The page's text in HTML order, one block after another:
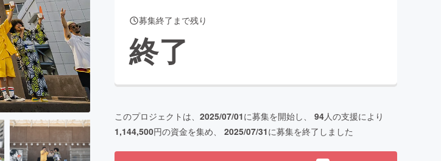
GoodCAMPFIRE Creation
と納税machi-yaコミュニティ
募集終了まで残り
終了
このプロジェクトは、 2025/07/01に募集を開始し、 94人の支援により
1,144,500円の資金を集め、 2025/07/31に募集を終了しました